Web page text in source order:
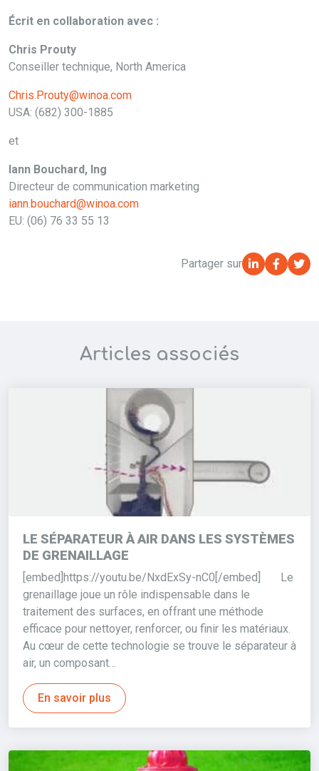
Écrit en collaboration avec :
Chris Prouty
Conseiller technique, North America
Chris.Prouty@winoa.com
USA: (682) 300-1885
et
Iann Bouchard, Ing
Directeur de communication marketing
iann.bouchard@winoa.com
EU: (06) 76 33 55 13
Partager sur
Articles associés
LE SÉPARATEUR À AIR DANS LES SYSTÈMES
DE GRENAILLAGE
[embed]https://youtu.be/NxdExSy-nC0[/embed] Le
grenaillage joue un rôle indispensable dans le
traitement des surfaces, en offrant une méthode
efficace pour nettoyer, renforcer, ou finir les matériaux.
Au cœur de cette technologie se trouve le séparateur à
air, un composant…
En savoir plus